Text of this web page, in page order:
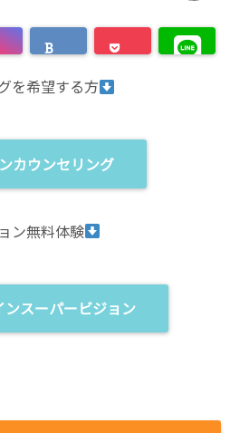
を希望する方
カウンセリング
ン無料体験
ンスーパービジョン